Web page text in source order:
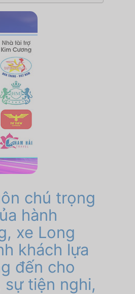
chú trọng
hành
xe Long
khách lựa
đến cho
tiện nghi,